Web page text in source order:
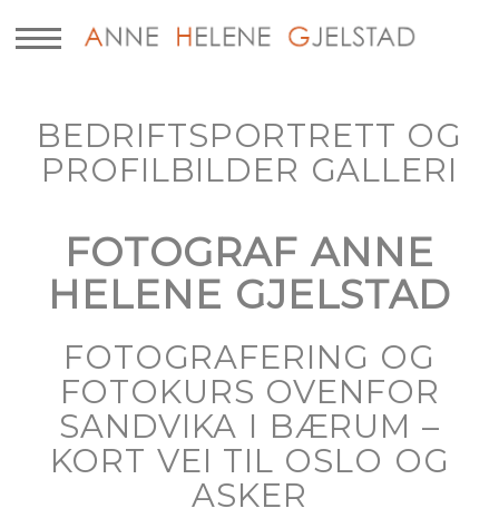
BEDRIFTSPORTRETT OG
PROFILBILDER GALLERI
FOTOGRAF ANNE
HELENE GJELSTAD
FOTOGRAFERING OG
FOTOKURS OVENFOR
SANDVIKA I BÆRUM –
KORT VEI TIL OSLO OG
ASKER